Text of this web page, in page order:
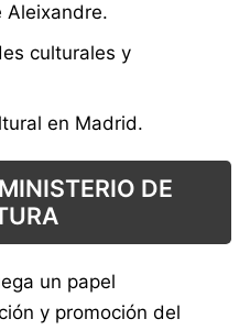
Aleixandre.
culturales y
en Madrid.
DE
un papel
y promoción del